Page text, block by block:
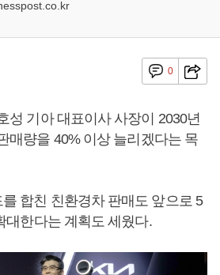
0
성 기아 대표이사 사장이 2030년
매량을 40% 이상 늘리겠다는 목
합친 친환경차 판매도 앞으로 5
대한다는 계획도 세웠다.